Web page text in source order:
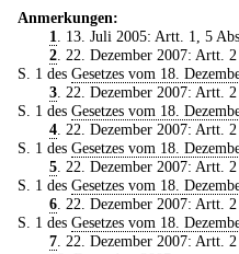
Anmerkungen:
1
. 13. Juli 2005: Artt. 1, 5
2. 22. Dezember 2007: Artt.
S. 1 des Gesetzes vom 18.
3. 22. Dezember 2007: Artt.
S. 1 des Gesetzes vom 18.
4. 22. Dezember 2007: Artt.
S. 1 des Gesetzes vom 18.
5. 22. Dezember 2007: Artt.
S. 1 des Gesetzes vom 18.
6. 22. Dezember 2007: Artt.
S. 1 des Gesetzes vom 18.
7. 22. Dezember 2007: Artt.